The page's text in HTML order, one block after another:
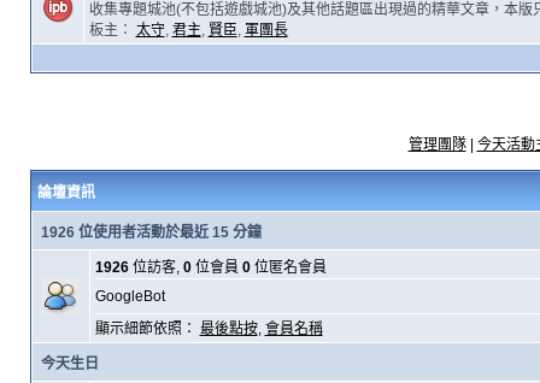
收集專題城池(不包括遊戲城池)及其他話題區出現過的精華文章，本版
板主： 太守, 君主, 賢臣, 軍團長
管理團隊| 今天活動
論壇資訊
1926 位使用者活動於最近 15 分鐘
1926位訪客, 0位會員 0位匿名會員
GoogleBot
顯示細節依照： 最後點按, 會員名稱
今天生日